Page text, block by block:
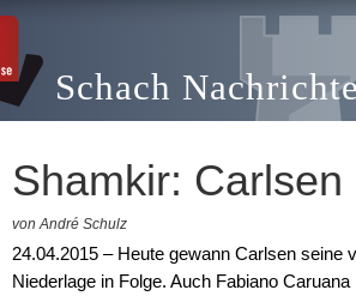
Schach
Shamkir:
von André Schulz
24.04.2015 – Heute gewann Carlsen
Niederlage in Folge. Auch Fabiano